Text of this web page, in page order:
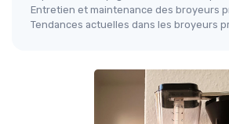
Entretien et maintenance des broyeurs
Tendances actuelles dans les broyeurs